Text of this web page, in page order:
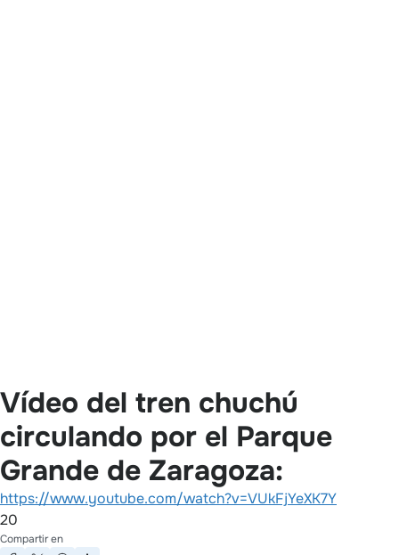
Vídeo del tren chuchú
circulando por el Parque
Grande de Zaragoza:
https://www.youtube.com/watch?v=VUkFjYeXK7Y
20
Compartir en